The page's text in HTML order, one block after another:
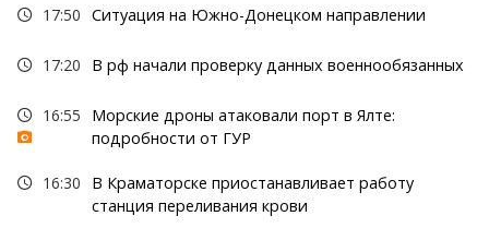
17:50 Ситуация на Южно-Донецком направлении
17:20 В рф начали проверку данных военнообязанных
16:55
Морские дроны атаковали порт в Ялте:
подробности от ГУР
16:30
В Краматорске приостанавливает работу
станция переливания крови